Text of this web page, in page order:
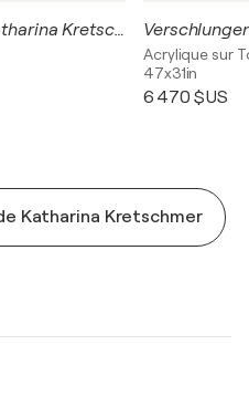
Armenierin, Urheberrecht Katharina Kretschmer
Acrylique sur
47x31in
6 470 $US
Katharina Kretschmer